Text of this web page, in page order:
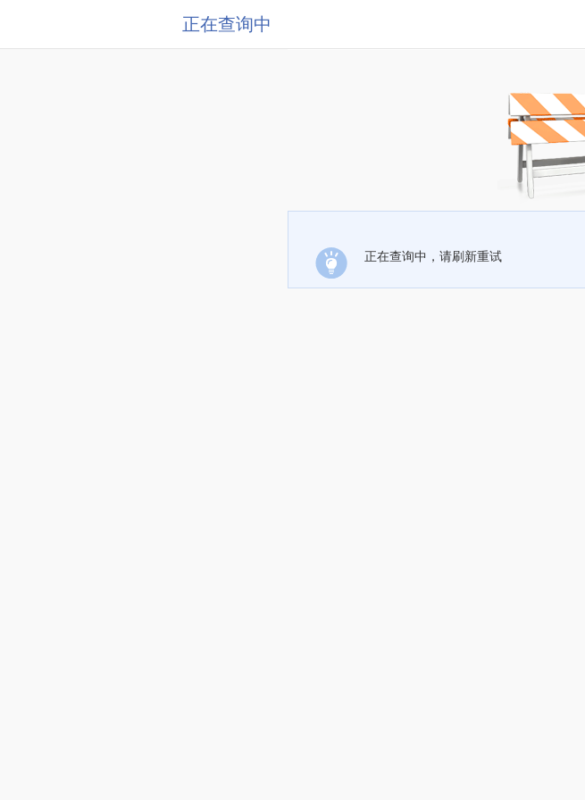
正在查询中
正在查询中，请刷新重试